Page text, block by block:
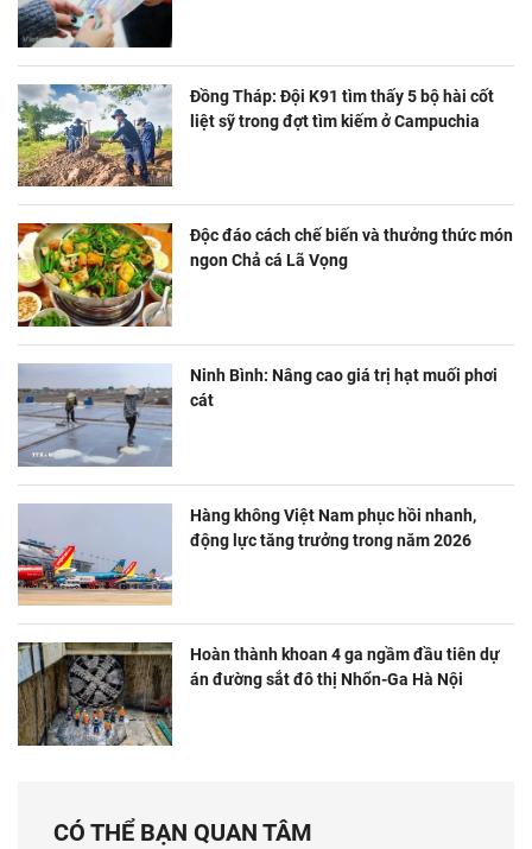
Đồng Tháp: Đội K91 tìm thấy 5 bộ hài cốt
liệt sỹ trong đợt tìm kiếm ở Campuchia
Độc đáo cách chế biến và thưởng thức món
ngon Chả cá Lã Vọng
Ninh Bình: Nâng cao giá trị hạt muối phơi
cát
Hàng không Việt Nam phục hồi nhanh,
động lực tăng trưởng trong năm 2026
Hoàn thành khoan 4 ga ngầm đầu tiên dự
án đường sắt đô thị Nhổn-Ga Hà Nội
CÓ THỂ BẠN QUAN TÂM